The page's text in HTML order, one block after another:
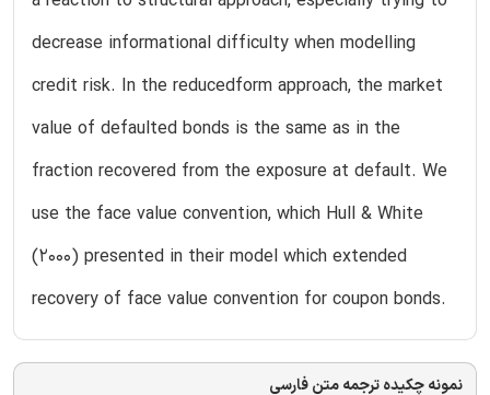
decrease informational difficulty when modelling
credit risk. In the reducedform approach, the market
value of defaulted bonds is the same as in the
fraction recovered from the exposure at default. We
use the face value convention, which Hull & White
(2000) presented in their model which extended
recovery of face value convention for coupon bonds.
نمونه چکیده ترجمه متن فارسی